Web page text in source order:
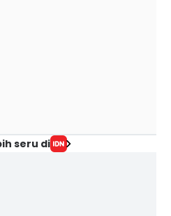
seru di